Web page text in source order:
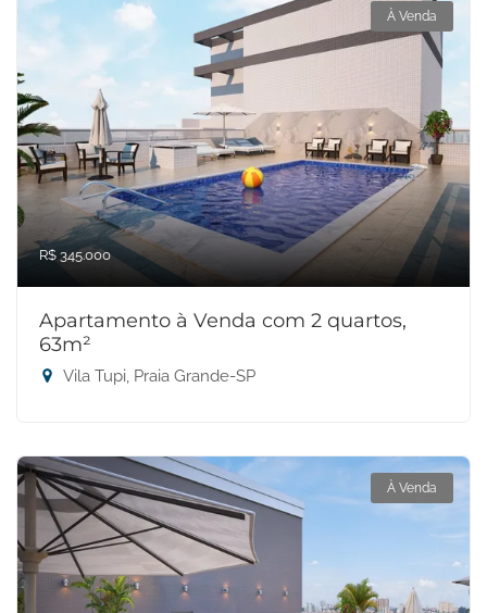
À Venda
R$ 345.000
Apartamento à Venda com 2 quartos,
63m²
Vila Tupi, Praia Grande-SP
À Venda